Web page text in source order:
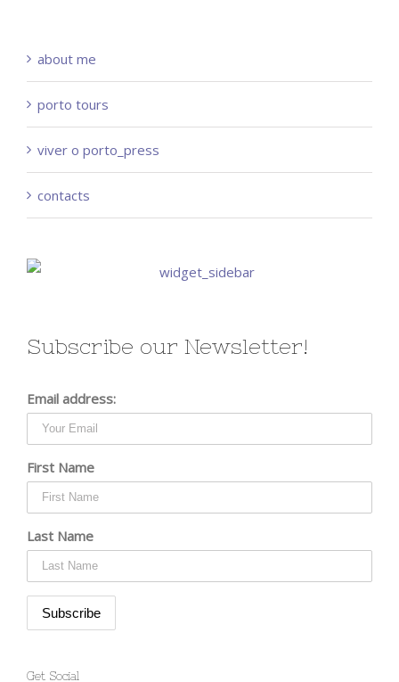
about me
porto tours
viver o porto_press
contacts
Subscribe our Newsletter!
Email address:
First Name
Last Name
Get Social